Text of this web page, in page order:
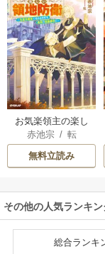
お気楽領主の楽し
い領地防衛
赤池宗/ 転
無料立読み
その他の人気ランキン
総合ランキ